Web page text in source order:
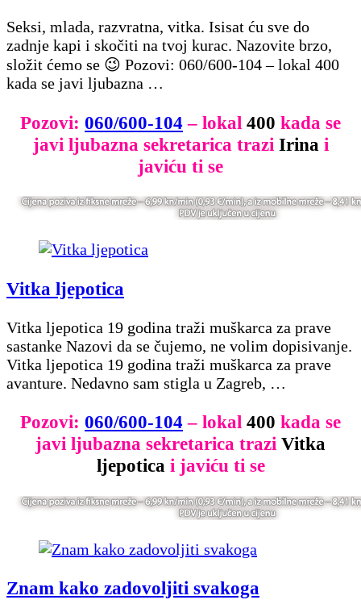
Seksi, mlada, razvratna, vitka. Isisat ću sve do
zadnje kapi i skočiti na tvoj kurac. Nazovite brzo,
složit ćemo se 😉 Pozovi: 060/600-104 – lokal 400
kada se javi ljubazna …
Pozovi: 060/600-104 – lokal 400 kada se
javi ljubazna sekretarica trazi Irina i
javiću ti se
Vitka ljepotica
Vitka ljepotica 19 godina traži muškarca za prave
sastanke Nazovi da se čujemo, ne volim dopisivanje.
Vitka ljepotica 19 godina traži muškarca za prave
avanture. Nedavno sam stigla u Zagreb, …
Pozovi: 060/600-104 – lokal 400 kada se
javi ljubazna sekretarica trazi Vitka
ljepoticai javiću ti se
Znam kako zadovoljiti svakoga